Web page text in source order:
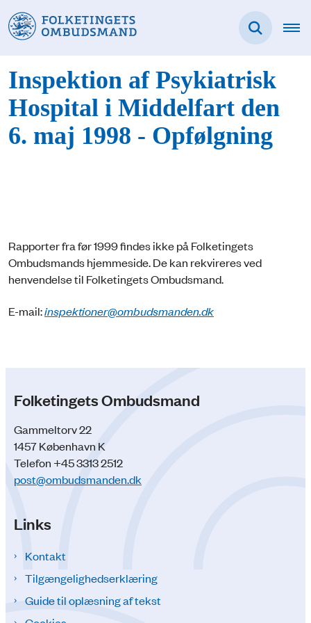
Inspektion af Psykiatrisk
Hospital i Middelfart den
6. maj 1998 - Opfølgning
Rapporter fra før 1999 findes ikke på Folketingets
Ombudsmands hjemmeside. De kan rekvireres ved
henvendelse til Folketingets Ombudsmand.
E-mail:inspektioner@ombudsmanden.dk
Folketingets Ombudsmand
Gammeltorv 22
1457 København K
Telefon +45 3313 2512
post@ombudsmanden.dk
Links
Kontakt
Tilgængelighedserklæring
Guide til oplæsning af tekst